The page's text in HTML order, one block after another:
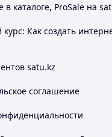
каталоге, ProSale на
Как создать
satu.kz
соглашение